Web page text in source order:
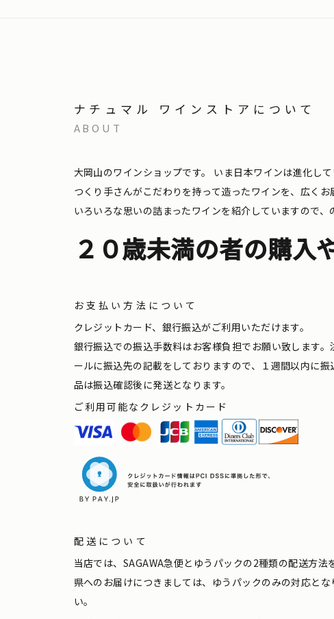
ナチュマル ワインストアについて
ABOUT
大岡山のワインショップです。
いま日本ワインは進化し
つくり手さんがこだわりを持って造ったワインを、広く
いろいろな思いの詰まったワインを紹介していますので、
２０歳未満の者の購入
お支払い方法について
クレジットカード、銀行振込がご利用いただけます。
銀行振込での振込手数料はお客様負担でお願い致します
ールに振込先の記載をしておりますので、１週間以内に
品は振込確認後に発送となります。
ご利用可能なクレジットカード
配送について
当店では、SAGAWA急便とゆうパックの2種類の配送方法
県へのお届けにつきましては、ゆうパックのみの対応と
い。